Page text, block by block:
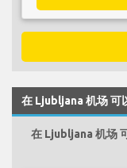
在 Ljubljana 机场 可
在 Ljubljana 机场